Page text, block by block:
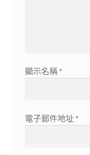
顯示名稱 *
電子郵件地址 *